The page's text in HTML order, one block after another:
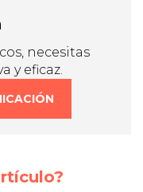
necesitas
y eficaz.